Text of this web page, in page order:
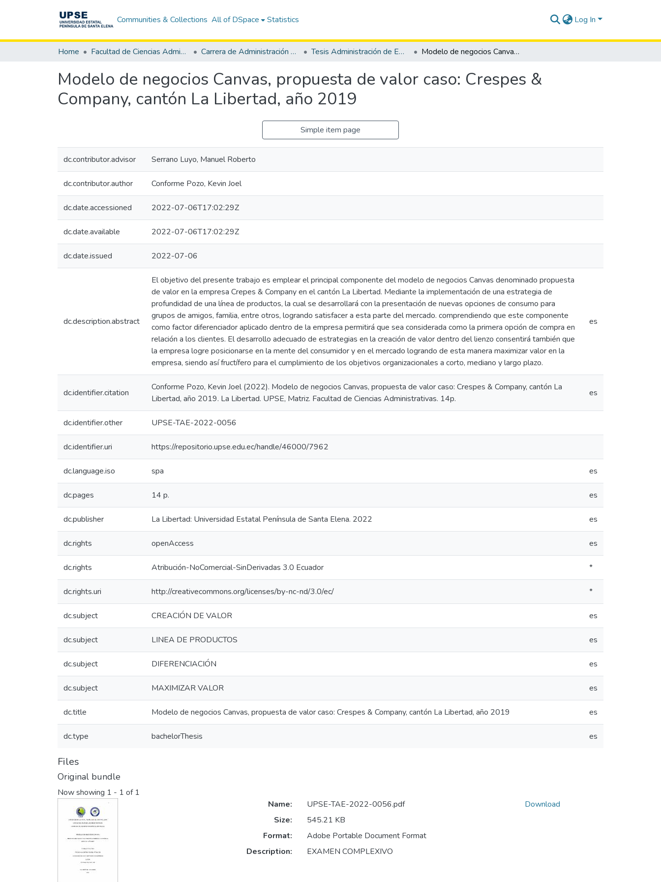
Communities & Collections All of DSpace Statistics Log In
Home Facultad de Ciencias Administrativas Carrera de Administración de Empresas Tesis Administración de Empresas Modelo de negocios Canvas, propuesta de valor caso: Crespes & Company, cantón La Libertad, año 2019
Modelo de negocios Canvas, propuesta de valor caso: Crespes &
Company, cantón La Libertad, año 2019
Simple item page
dc.contributor.advisor Serrano Luyo, Manuel Roberto
dc.contributor.author Conforme Pozo, Kevin Joel
dc.date.accessioned 2022-07-06T17:02:29Z
dc.date.available 2022-07-06T17:02:29Z
dc.date.issued 2022-07-06
dc.description.abstract
El objetivo del presente trabajo es emplear el principal componente del modelo de negocios Canvas denominado propuesta
de valor en la empresa Crepes & Company en el cantón La Libertad. Mediante la implementación de una estrategia de
profundidad de una línea de productos, la cual se desarrollará con la presentación de nuevas opciones de consumo para
grupos de amigos, familia, entre otros, logrando satisfacer a esta parte del mercado. comprendiendo que este componente
como factor diferenciador aplicado dentro de la empresa permitirá que sea considerada como la primera opción de compra en
relación a los clientes. El desarrollo adecuado de estrategias en la creación de valor dentro del lienzo consentirá también que
la empresa logre posicionarse en la mente del consumidor y en el mercado logrando de esta manera maximizar valor en la
empresa, siendo así fructífero para el cumplimiento de los objetivos organizacionales a corto, mediano y largo plazo.
es
dc.identifier.citation
Conforme Pozo, Kevin Joel (2022). Modelo de negocios Canvas, propuesta de valor caso: Crespes & Company, cantón La
Libertad, año 2019. La Libertad. UPSE, Matriz. Facultad de Ciencias Administrativas. 14p.
es
dc.identifier.other UPSE-TAE-2022-0056
dc.identifier.uri https://repositorio.upse.edu.ec/handle/46000/7962
dc.language.iso spa es
dc.pages 14 p. es
dc.publisher La Libertad: Universidad Estatal Península de Santa Elena. 2022 es
dc.rights openAccess es
dc.rights Atribución-NoComercial-SinDerivadas 3.0 Ecuador *
dc.rights.uri http://creativecommons.org/licenses/by-nc-nd/3.0/ec/ *
dc.subject CREACIÓN DE VALOR es
dc.subject LINEA DE PRODUCTOS es
dc.subject DIFERENCIACIÓN es
dc.subject MAXIMIZAR VALOR es
dc.title Modelo de negocios Canvas, propuesta de valor caso: Crespes & Company, cantón La Libertad, año 2019 es
dc.type bachelorThesis es
Files
Original bundle
Now showing 1 - 1 of 1
Name:
UPSE-TAE-2022-0056.pdf
Size:
545.21 KB
Format:
Adobe Portable Document Format
Description:
EXAMEN COMPLEXIVO
Download